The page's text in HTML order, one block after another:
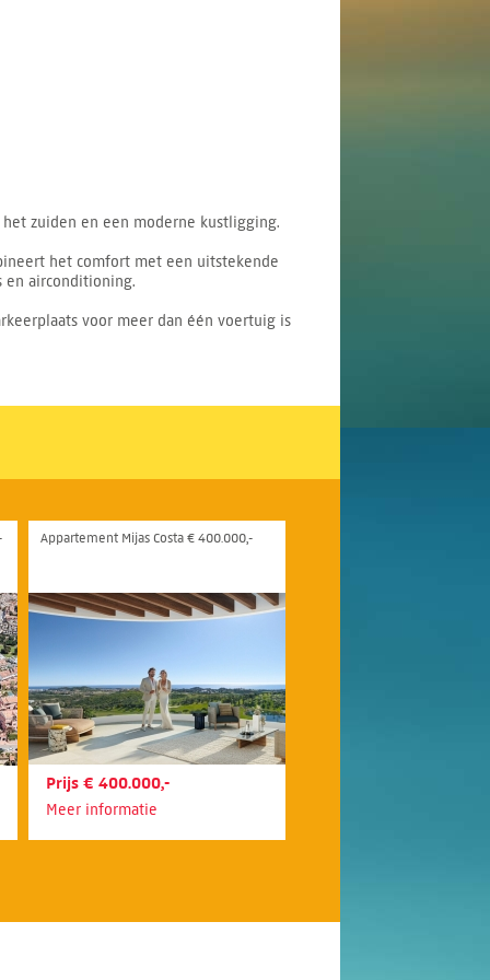
zuiden en een moderne kustligging.
het comfort met een uitstekende
en airconditioning.
voor meer dan één voertuig is
Appartement Mijas Costa € 400.000,-
Prijs € 400.000,-
Meer informatie